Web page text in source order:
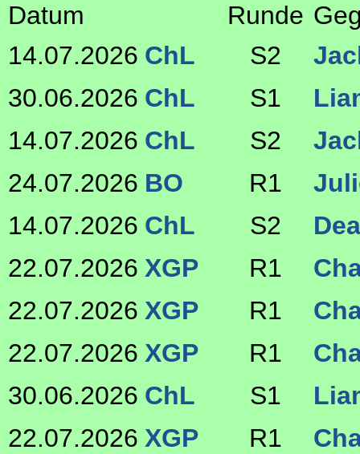
Datum Runde
14.07.2026 ChL S2
30.06.2026 ChL S1
14.07.2026 ChL S2
24.07.2026 BO R1
14.07.2026 ChL S2
22.07.2026 XGP R1
22.07.2026 XGP R1
22.07.2026 XGP R1
30.06.2026 ChL S1
22.07.2026 XGP R1